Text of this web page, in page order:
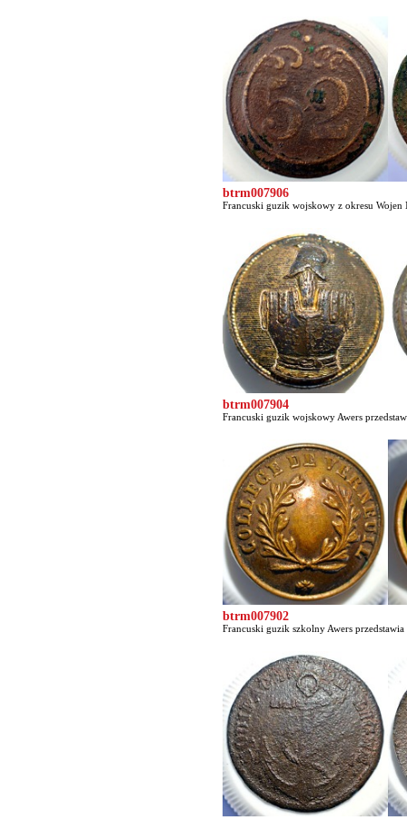
btrm007906
Francuski guzik wojskowy z okresu Wojen
btrm007904
Francuski guzik wojskowy Awers
btrm007902
Francuski guzik szkolny Awers